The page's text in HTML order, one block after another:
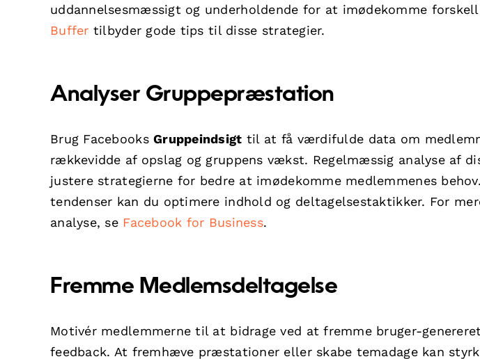
uddannelsesmæssigt og underholdende for at imødekomme
Buffer tilbyder gode tips til disse strategier.
Analyser Gruppepræstation
Brug FacebooksGruppeindsigt til at få værdifulde data om
rækkevidde af opslag og gruppens vækst. Regelmæssig analyse af
justere strategierne for bedre at imødekomme medlemmenes
tendenser kan du optimere indhold og deltagelsestaktikker. For
analyse, se Facebook for Business.
Fremme Medlemsdeltagelse
Motivér medlemmerne til at bidrage ved at fremme bruger-
feedback. At fremhæve præstationer eller skabe temadage kan